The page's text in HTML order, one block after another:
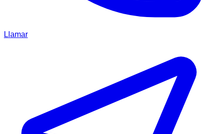
Llamar